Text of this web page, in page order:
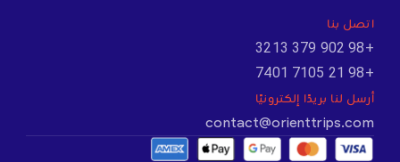
اتصل بنا
+98 902 379 3213
+98 21 7105 7401
أرسل لنا بريدًا إلكترونيًا
contact@orienttrips.com